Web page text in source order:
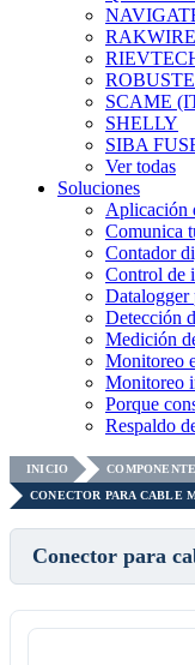
SCAME
SHELLY
SIBA
Ver todas
Soluciones
Aplicación
Comunica
Contador
Control de
Datalogger
Detección
Medición
Monitoreo
Monitoreo
Porque
Respaldo
INICIO
CONECTOR PARA CABLE
Conector para